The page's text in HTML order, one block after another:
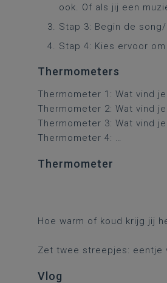
ook. Of als jij een
Stap 3: Begin de
Stap 4: Kies ervoor
Thermometers
Thermometer 1: Wat vind
Thermometer 2: Wat vind
Thermometer 3: Wat vind
Thermometer 4: …
Thermometer
Hoe warm of koud krijg jij
Zet twee streepjes: eentje
Vlog